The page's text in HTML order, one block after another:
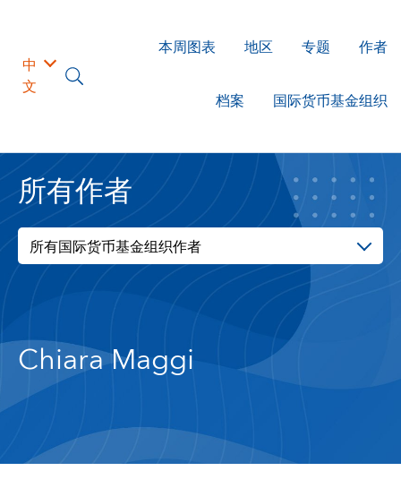
中
文
本周图表 地区 专题 作者
档案 国际货币基金组织
所有作者
所有国际货币基金组织作者
Chiara Maggi